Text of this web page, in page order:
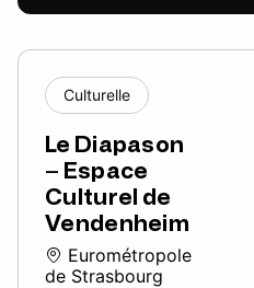
Culturelle
Le Diapason
– Espace
Culturel de
Vendenheim
Eurométropole
de Strasbourg